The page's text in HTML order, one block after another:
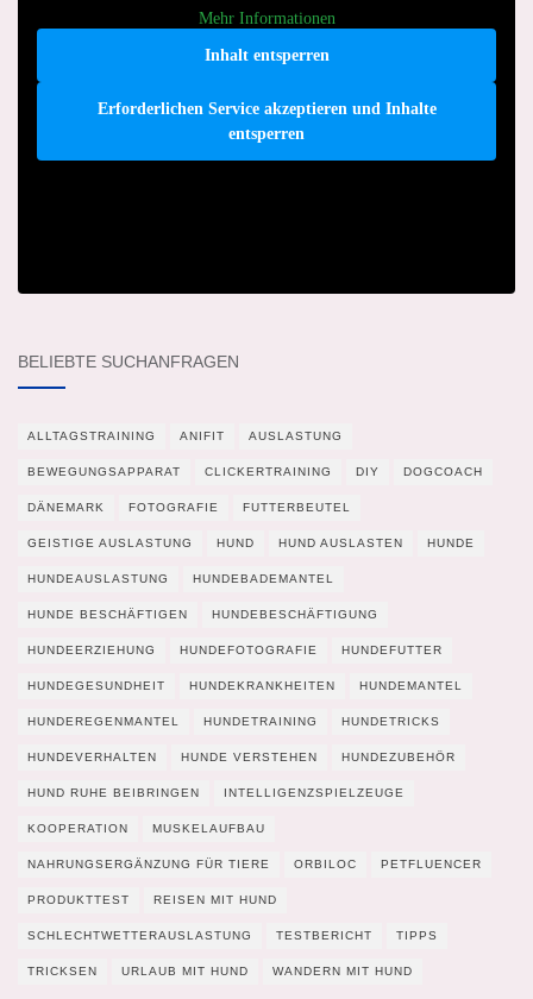
Mehr Informationen
Inhalt entsperren
Erforderlichen Service akzeptieren und Inhalte
entsperren
BELIEBTE SUCHANFRAGEN
ALLTAGSTRAINING ANIFIT AUSLASTUNG
BEWEGUNGSAPPARAT CLICKERTRAINING DIY DOGCOACH
DÄNEMARK FOTOGRAFIE FUTTERBEUTEL
GEISTIGE AUSLASTUNG HUND HUND AUSLASTEN HUNDE
HUNDEAUSLASTUNG HUNDEBADEMANTEL
HUNDE BESCHÄFTIGEN HUNDEBESCHÄFTIGUNG
HUNDEERZIEHUNG HUNDEFOTOGRAFIE HUNDEFUTTER
HUNDEGESUNDHEIT HUNDEKRANKHEITEN HUNDEMANTEL
HUNDEREGENMANTEL HUNDETRAINING HUNDETRICKS
HUNDEVERHALTEN HUNDE VERSTEHEN HUNDEZUBEHÖR
HUND RUHE BEIBRINGEN INTELLIGENZSPIELZEUGE
KOOPERATION MUSKELAUFBAU
NAHRUNGSERGÄNZUNG FÜR TIERE ORBILOC PETFLUENCER
PRODUKTTEST REISEN MIT HUND
SCHLECHTWETTERAUSLASTUNG TESTBERICHT TIPPS
TRICKSEN URLAUB MIT HUND WANDERN MIT HUND